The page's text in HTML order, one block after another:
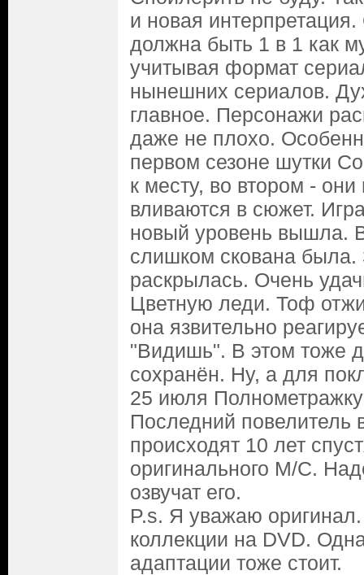
и новая
должна быть 1 в 1 как
учитывая формат
нынешних сериалов.
главное. Персонажи
даже не плохо.
первом сезоне шутки
к месту, во втором - они
вливаются в сюжет.
новый уровень вышла.
слишком скована была.
раскрылась. Очень
Цветную леди. Тоф
она язвительно
"Видишь". В этом тоже
сохранён. Ну, а для
25 июля
Последний повелитель
происходят 10 лет
оригинального М/С.
озвучат его.
P.s. Я уважаю
коллекции на DVD.
адаптации тоже стоит.